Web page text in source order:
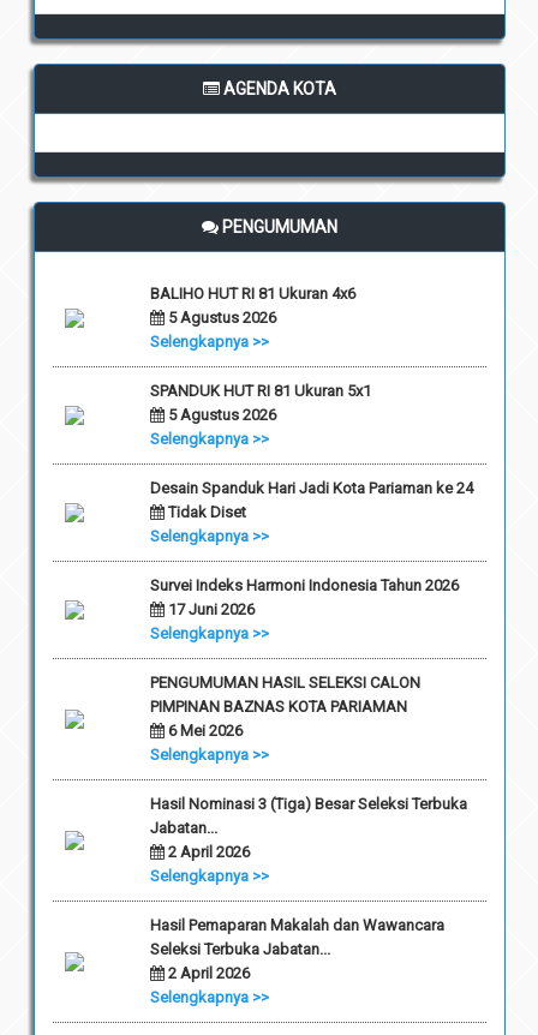
AGENDA KOTA
PENGUMUMAN
BALIHO HUT RI 81 Ukuran 4x6
5 Agustus 2026
Selengkapnya >>
SPANDUK HUT RI 81 Ukuran 5x1
5 Agustus 2026
Selengkapnya >>
Desain Spanduk Hari Jadi Kota Pariaman ke 24
Tidak Diset
Selengkapnya >>
Survei Indeks Harmoni Indonesia Tahun 2026
17 Juni 2026
Selengkapnya >>
PENGUMUMAN HASIL SELEKSI CALON
PIMPINAN BAZNAS KOTA PARIAMAN
6 Mei 2026
Selengkapnya >>
Hasil Nominasi 3 (Tiga) Besar Seleksi Terbuka
Jabatan...
2 April 2026
Selengkapnya >>
Hasil Pemaparan Makalah dan Wawancara
Seleksi Terbuka Jabatan...
2 April 2026
Selengkapnya >>